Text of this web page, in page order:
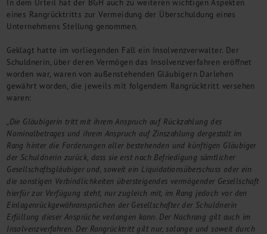
Karriere
In dem Urteil hat der BGH auch zu weiteren wichtigen Aspekten
eines Rangrücktritts zur Vermeidung der Überschuldung eines
Unternehmens Stellung genommen.
Geklagt hatte im vorliegenden Fall ein Insolvenzverwalter. Der
Schuldnerin, über deren Vermögen das Insolvenzverfahren eröffnet
worden war, waren von außenstehenden Gläubigern Darlehen
gewährt worden, die jeweils mit folgendem Rangrücktritt versehen
waren:
„Die Gläubigerin tritt mit ihrem Anspruch auf Rückzahlung des
Nominalbetrages und ihrem Anspruch auf Zinszahlung dergestalt im
Rang hinter die Forderungen aller bestehenden und künftigen Gläubiger
der Schuldnerin zurück, dass sie erst nach Befriedigung sämtlicher
Gesellschaftsgläubiger und, soweit ein Liquidationsüberschuss oder ein
die sonstigen Verbindlichkeiten übersteigendes vermögender Gesellschaft
hierfür zur Verfügung steht, nur zugleich mit, im Rang jedoch vor den
Einlagenrückgewähransprüchen der Gesellschafter der Schuldnerin
Erfüllung dieser Ansprüche verlangen kann. Der Nachrang gilt auch im
Insolvenzverfahren. Der Rangrücktritt gilt nur, solange und soweit durch